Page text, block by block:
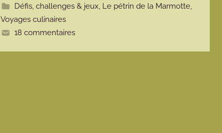
t
Défis, challenges & jeux, Le pétrin de la Marmotte,
Voyages culinaires
18 commentaires